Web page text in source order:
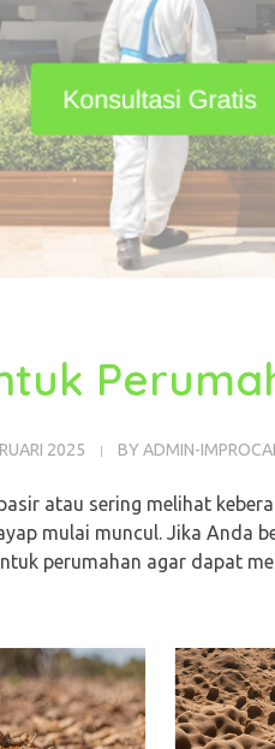
2025 BY ADMIN-
atau sering melihat
mulai muncul. Jika Anda
perumahan agar dapat